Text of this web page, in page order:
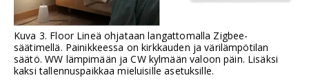
Kuva 3. Floor Lineä ohjataan langattomalla Zigbee-
säätimellä. Painikkeessa on kirkkauden ja värilämpötilan
säätö. WW lämpimään ja CW kylmään valoon päin. Lisäksi
kaksi tallennuspaikkaa mieluisille asetuksille.